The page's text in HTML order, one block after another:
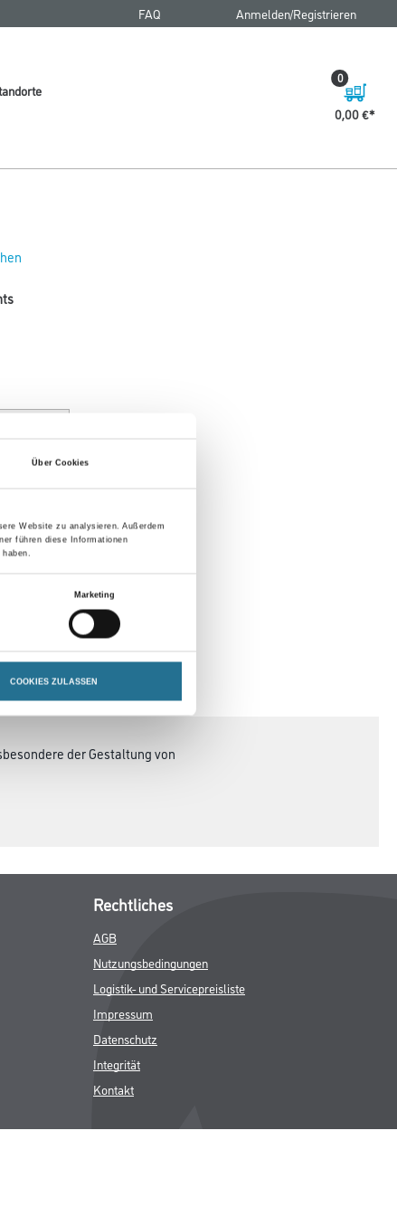
Über Cookies
Website zu analysieren. Außerdem
führen diese Informationen
Marketing
COOKIES ZULASSEN
FAQ Anmelden/Registrieren
0,00 €
0
DATENBLÄTTER
der Gestaltung von
Rechtliches
AGB
Nutzungsbedingungen
Logistik- und Servicepreisliste
Impressum
Datenschutz
Integrität
Kontakt